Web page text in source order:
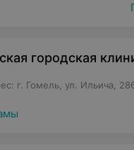
городская
г. Гомель, ул. Ильича,